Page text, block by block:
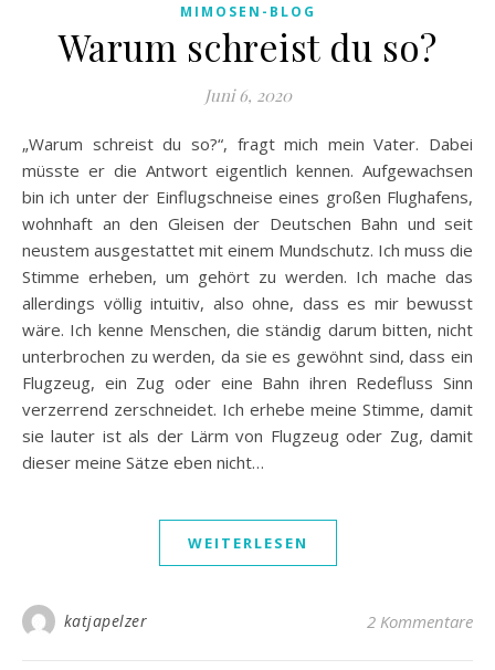
MIMOSEN-BLOG
Warum schreist du so?
Juni 6, 2020
„Warum schreist du so?“, fragt mich mein Vater. Dabei
müsste er die Antwort eigentlich kennen. Aufgewachsen
bin ich unter der Einflugschneise eines großen Flughafens,
wohnhaft an den Gleisen der Deutschen Bahn und seit
neustem ausgestattet mit einem Mundschutz. Ich muss die
Stimme erheben, um gehört zu werden. Ich mache das
allerdings völlig intuitiv, also ohne, dass es mir bewusst
wäre. Ich kenne Menschen, die ständig darum bitten, nicht
unterbrochen zu werden, da sie es gewöhnt sind, dass ein
Flugzeug, ein Zug oder eine Bahn ihren Redefluss Sinn
verzerrend zerschneidet. Ich erhebe meine Stimme, damit
sie lauter ist als der Lärm von Flugzeug oder Zug, damit
dieser meine Sätze eben nicht…
WEITERLESEN
katjapelzer 2 Kommentare